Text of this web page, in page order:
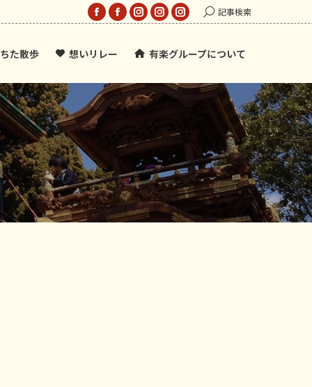
Facebook
opens
new
window
Facebook
opens
new
window
Instagram
opens
new
window
Instagram
opens
new
Instagram
opens
new
window
Search:記事検索
ちた散歩 想いリレー 有楽グループについて